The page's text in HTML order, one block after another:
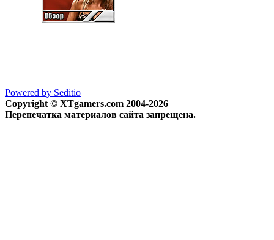
Powered by Seditio
Copyright © XTgamers.com 2004-2026
Перепечатка материалов сайта запрещена.